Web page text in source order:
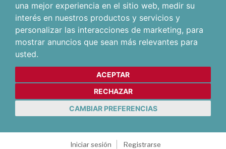
una mejor experiencia en el sitio web, medir su
interés en nuestros productos y servicios y
personalizar las interacciones de marketing, para
mostrar anuncios que sean más relevantes para
usted.
ACEPTAR
RECHAZAR
CAMBIAR PREFERENCIAS
Iniciar sesión
Registrarse